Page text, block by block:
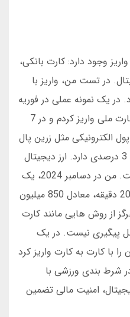
وجود دارد: کارت بانکی،
در تست من، واریز با
در یک نمونه عملی در فوریه
2025، من 300 هزار تومان با کارت ملی واریز کردم و در 7
الکترونیکی مثل زرین پال
نیز قابل اعتماد است اما کارمزد 3 درصدی دارد. ارز دیجیتال
بهترین گزینه برای مبالغ بالا است. من در دسامبر 2024، یک
بیت کوین واریز کردم و پس از 20 دقیقه، معادل 850 میلیون
از روش هایی مانند کارت
پیگیری نیست. در یک
تومان را با کارت به کارت واریز کرد
شرط بندی ورزشی با
امنیت مالی تضمین